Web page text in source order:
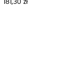
Cena
181,30 zł